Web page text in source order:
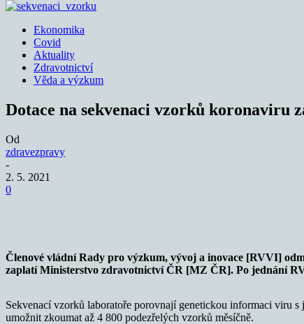
Ekonomika
Covid
Aktuality
Zdravotnictví
Věda a výzkum
Dotace na sekvenaci vzorků koronaviru
Od
zdravezpravy
-
2. 5. 2021
0
Členové vládní Rady pro výzkum, vývoj a inovace [RVVI]
zaplatí Ministerstvo zdravotnictví ČR [MZ ČR]. Po jednání
Sekvenací vzorků laboratoře porovnají genetickou informaci viru
umožnit zkoumat až 4 800 podezřelých vzorků měsíčně.